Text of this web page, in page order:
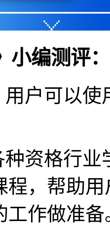
小编测评：
用户可以
资格行
程，帮助
工作做准备